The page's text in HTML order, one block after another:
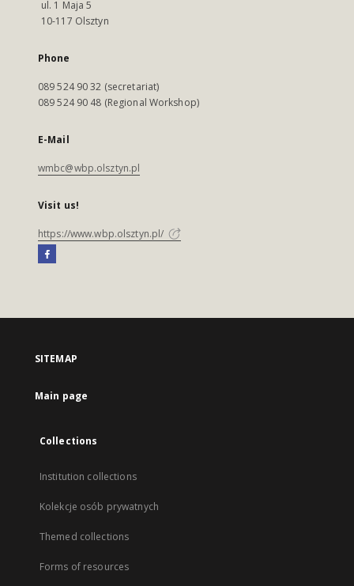
ul. 1 Maja 5
10-117 Olsztyn
Phone
089 524 90 32 (secretariat)
089 524 90 48 (Regional Workshop)
E-Mail
wmbc@wbp.olsztyn.pl
Visit us!
https://www.wbp.olsztyn.pl/
SITEMAP
Main page
Collections
Institution collections
Kolekcje osób prywatnych
Themed collections
Forms of resources